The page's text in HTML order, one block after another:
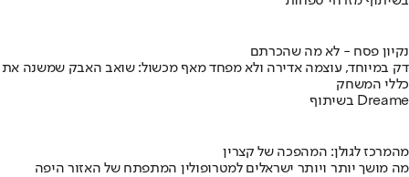
נקיון פסח - לא מה שהכרתם
דק במיוחד, עוצמה אדירה ולא מפחד מאף מכשול: שואב האבק שמשנה את
כללי המשחק
בשיתוף Dreame
מהמרכז לגולן: המהפכה של קצרין
מה מושך יותר ויותר ישראלים למטרופולין המתפתח של האזור היפה